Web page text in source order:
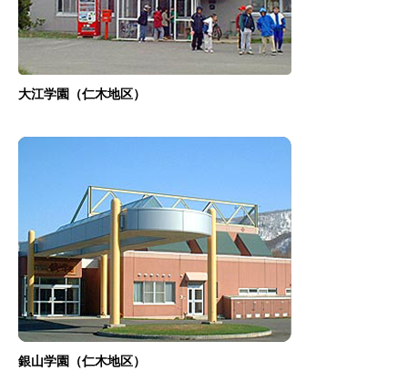
大江学園（仁木地区）
銀山学園（仁木地区）